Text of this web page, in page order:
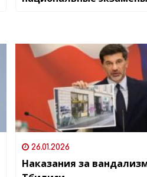
26.01.2026
Наказания за